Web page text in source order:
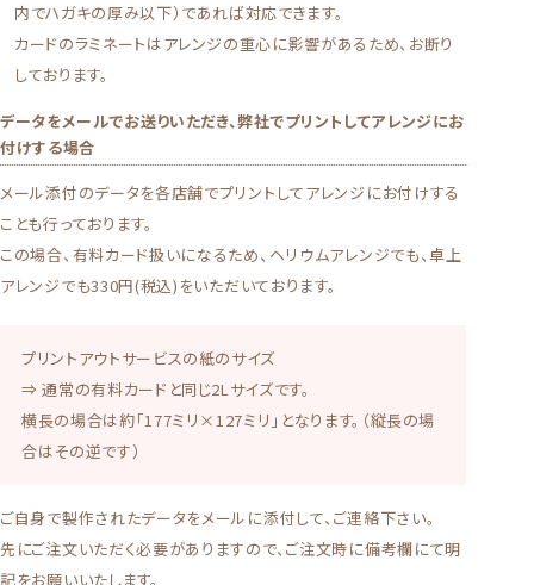
内でハガキの厚み以下）であれば対応できます。
カードのラミネートはアレンジの重心に影響があるため、お断り
しております。
データをメールでお送りいただき、弊社でプリントしてアレンジにお
付けする場合
メール添付のデータを各店舗でプリントしてアレンジにお付けする
ことも行っております。
この場合、有料カード扱いになるため、ヘリウムアレンジでも、卓上
アレンジでも330円(税込)をいただいております。
プリントアウトサービスの紙のサイズ
⇒ 通常の有料カードと同じ2Lサイズです。
横長の場合は約「177ミリ×127ミリ」となります。（縦長の場
合はその逆です）
ご自身で製作されたデータをメールに添付して、ご連絡下さい。
先にご注文いただく必要がありますので、ご注文時に備考欄にて明
記をお願いいたします。